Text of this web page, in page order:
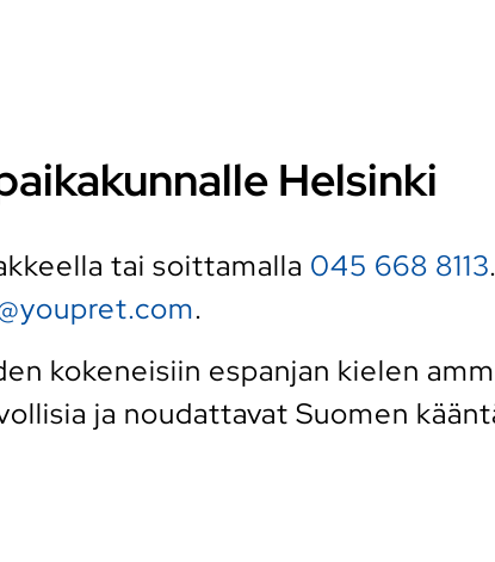
Helsinki
tai soittamalla 045 668 8113
.
kokeneisiin espanjan kielen
ja noudattavat Suomen